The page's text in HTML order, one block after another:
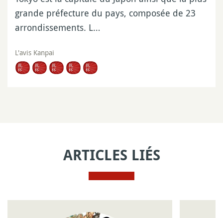
grande préfecture du pays, composée de 23
arrondissements. L…
L'avis Kanpai
ARTICLES LIÉS